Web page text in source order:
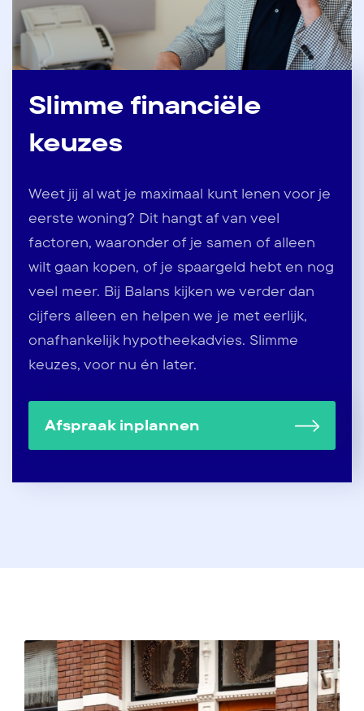
Slimme financiële
keuzes
Weet jij al wat je maximaal kunt lenen voor je
eerste woning? Dit hangt af van veel
factoren, waaronder of je samen of alleen
wilt gaan kopen, of je spaargeld hebt en nog
veel meer. Bij Balans kijken we verder dan
cijfers alleen en helpen we je met eerlijk,
onafhankelijk hypotheekadvies. Slimme
keuzes, voor nu én later.
Afspraak inplannen